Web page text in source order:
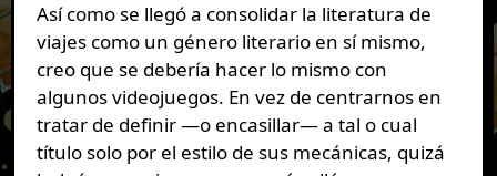
Así como se llegó a consolidar la literatura de
viajes como un género literario en sí mismo,
creo que se debería hacer lo mismo con
algunos videojuegos. En vez de centrarnos en
tratar de definir —o encasillar— a tal o cual
título solo por el estilo de sus mecánicas, quizá